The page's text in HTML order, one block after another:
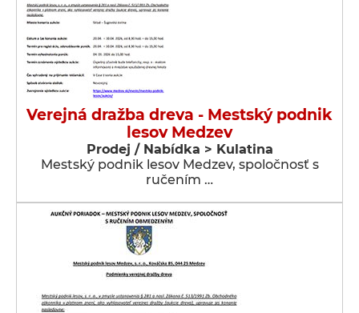
Verejná dražba dreva - Mestský podnik
lesov Medzev
Prodej / Nabídka > Kulatina
Mestský podnik lesov Medzev, spoločnosť s
ručením …